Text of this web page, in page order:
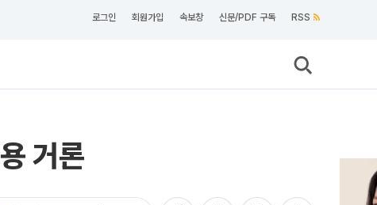
로그인 회원가입 속보창 신문/PDF 구독 RSS
거론